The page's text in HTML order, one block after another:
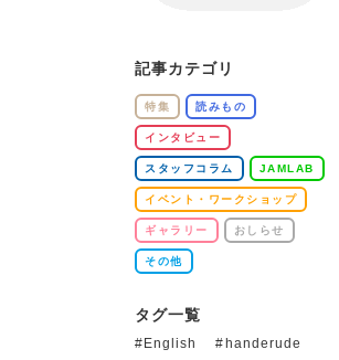
記事カテゴリ
特集 読みもの
インタビュー
スタッフコラム JAMLAB
イベント・ワークショップ
ギャラリー おしらせ
その他
タグ一覧
English
handerude